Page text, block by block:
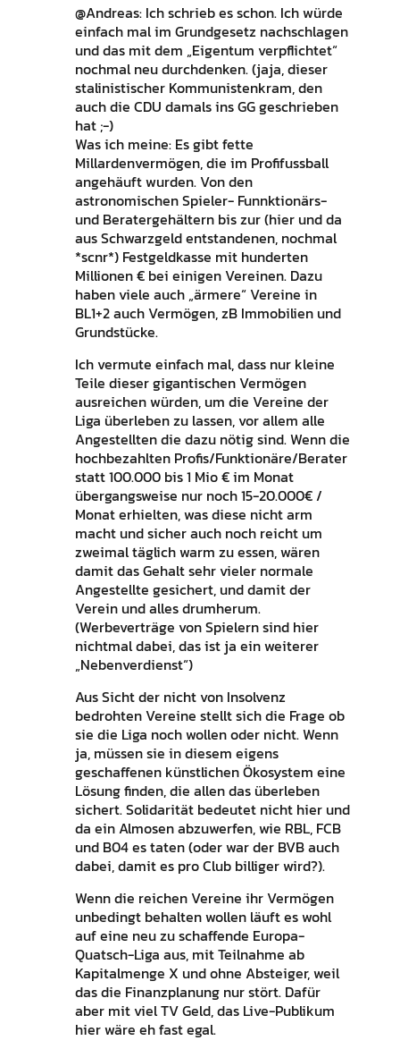
@Andreas: Ich schrieb es schon. Ich würde
einfach mal im Grundgesetz nachschlagen
und das mit dem „Eigentum verpflichtet“
nochmal neu durchdenken. (jaja, dieser
stalinistischer Kommunistenkram, den
auch die CDU damals ins GG geschrieben
hat ;-)
Was ich meine: Es gibt fette
Millardenvermögen, die im Profifussball
angehäuft wurden. Von den
astronomischen Spieler- Funnktionärs-
und Beratergehältern bis zur (hier und da
aus Schwarzgeld entstandenen, nochmal
*scnr*) Festgeldkasse mit hunderten
Millionen € bei einigen Vereinen. Dazu
haben viele auch „ärmere“ Vereine in
BL1+2 auch Vermögen, zB Immobilien und
Grundstücke.
Ich vermute einfach mal, dass nur kleine
Teile dieser gigantischen Vermögen
ausreichen würden, um die Vereine der
Liga überleben zu lassen, vor allem alle
Angestellten die dazu nötig sind. Wenn die
hochbezahlten Profis/Funktionäre/Berater
statt 100.000 bis 1 Mio € im Monat
übergangsweise nur noch 15-20.000€ /
Monat erhielten, was diese nicht arm
macht und sicher auch noch reicht um
zweimal täglich warm zu essen, wären
damit das Gehalt sehr vieler normale
Angestellte gesichert, und damit der
Verein und alles drumherum.
(Werbeverträge von Spielern sind hier
nichtmal dabei, das ist ja ein weiterer
„Nebenverdienst“)
Aus Sicht der nicht von Insolvenz
bedrohten Vereine stellt sich die Frage ob
sie die Liga noch wollen oder nicht. Wenn
ja, müssen sie in diesem eigens
geschaffenen künstlichen Ökosystem eine
Lösung finden, die allen das überleben
sichert. Solidarität bedeutet nicht hier und
da ein Almosen abzuwerfen, wie RBL, FCB
und B04 es taten (oder war der BVB auch
dabei, damit es pro Club billiger wird?).
Wenn die reichen Vereine ihr Vermögen
unbedingt behalten wollen läuft es wohl
auf eine neu zu schaffende Europa-
Quatsch-Liga aus, mit Teilnahme ab
Kapitalmenge X und ohne Absteiger, weil
das die Finanzplanung nur stört. Dafür
aber mit viel TV Geld, das Live-Publikum
hier wäre eh fast egal.